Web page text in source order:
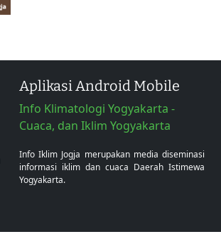
Aplikasi Android Mobile
Info Klimatologi Yogyakarta -
Cuaca, dan Iklim Yogyakarta
Info Iklim Jogja merupakan media diseminasi
informasi iklim dan cuaca Daerah Istimewa
Yogyakarta.